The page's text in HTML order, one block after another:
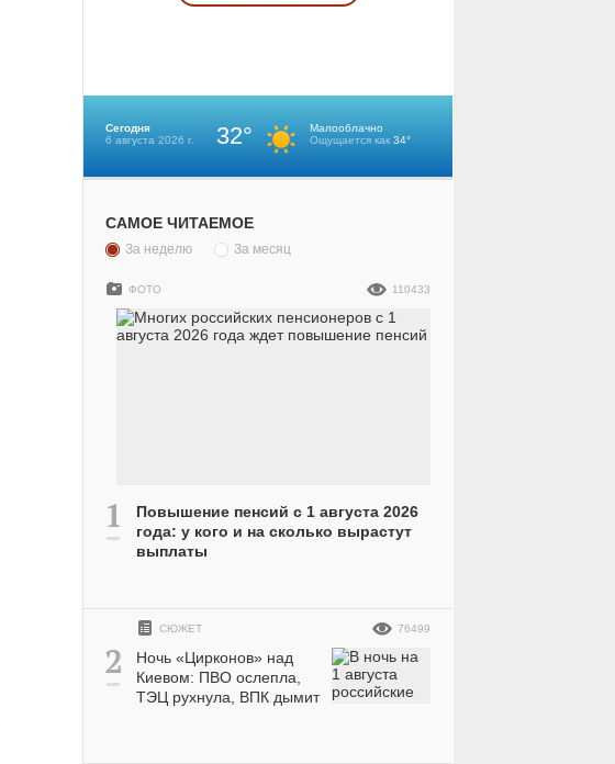
Сегодня
6 августа 2026 г.
32°
Малооблачно
Ощущается как 34°
САМОЕ ЧИТАЕМОЕ
За неделю За месяц
Повышение пенсий с 1 августа 2026
года: у кого и на сколько вырастут
выплаты
ФОТО 110433
Ночь «Цирконов» над
Киевом: ПВО ослепла,
ТЭЦ рухнула, ВПК дымит
СЮЖЕТ 76499